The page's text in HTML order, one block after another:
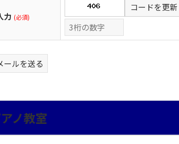
力 (必須)
コードを更新
ールを送る
ノ教室